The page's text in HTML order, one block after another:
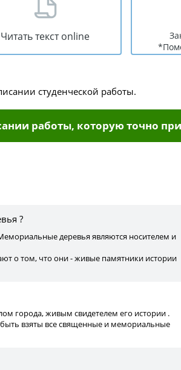
Читать текст online
студенческой работы.
работы, которую точно
?
деревья являются носителем и
о том, что они - живые памятники истории
города, живым свидетелем его истории .
взяты все священные и мемориальные